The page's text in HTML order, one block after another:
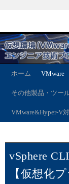
ホーム VMware
その他製品・ツー
VMware&Hyper-V
vSphere
【仮想化